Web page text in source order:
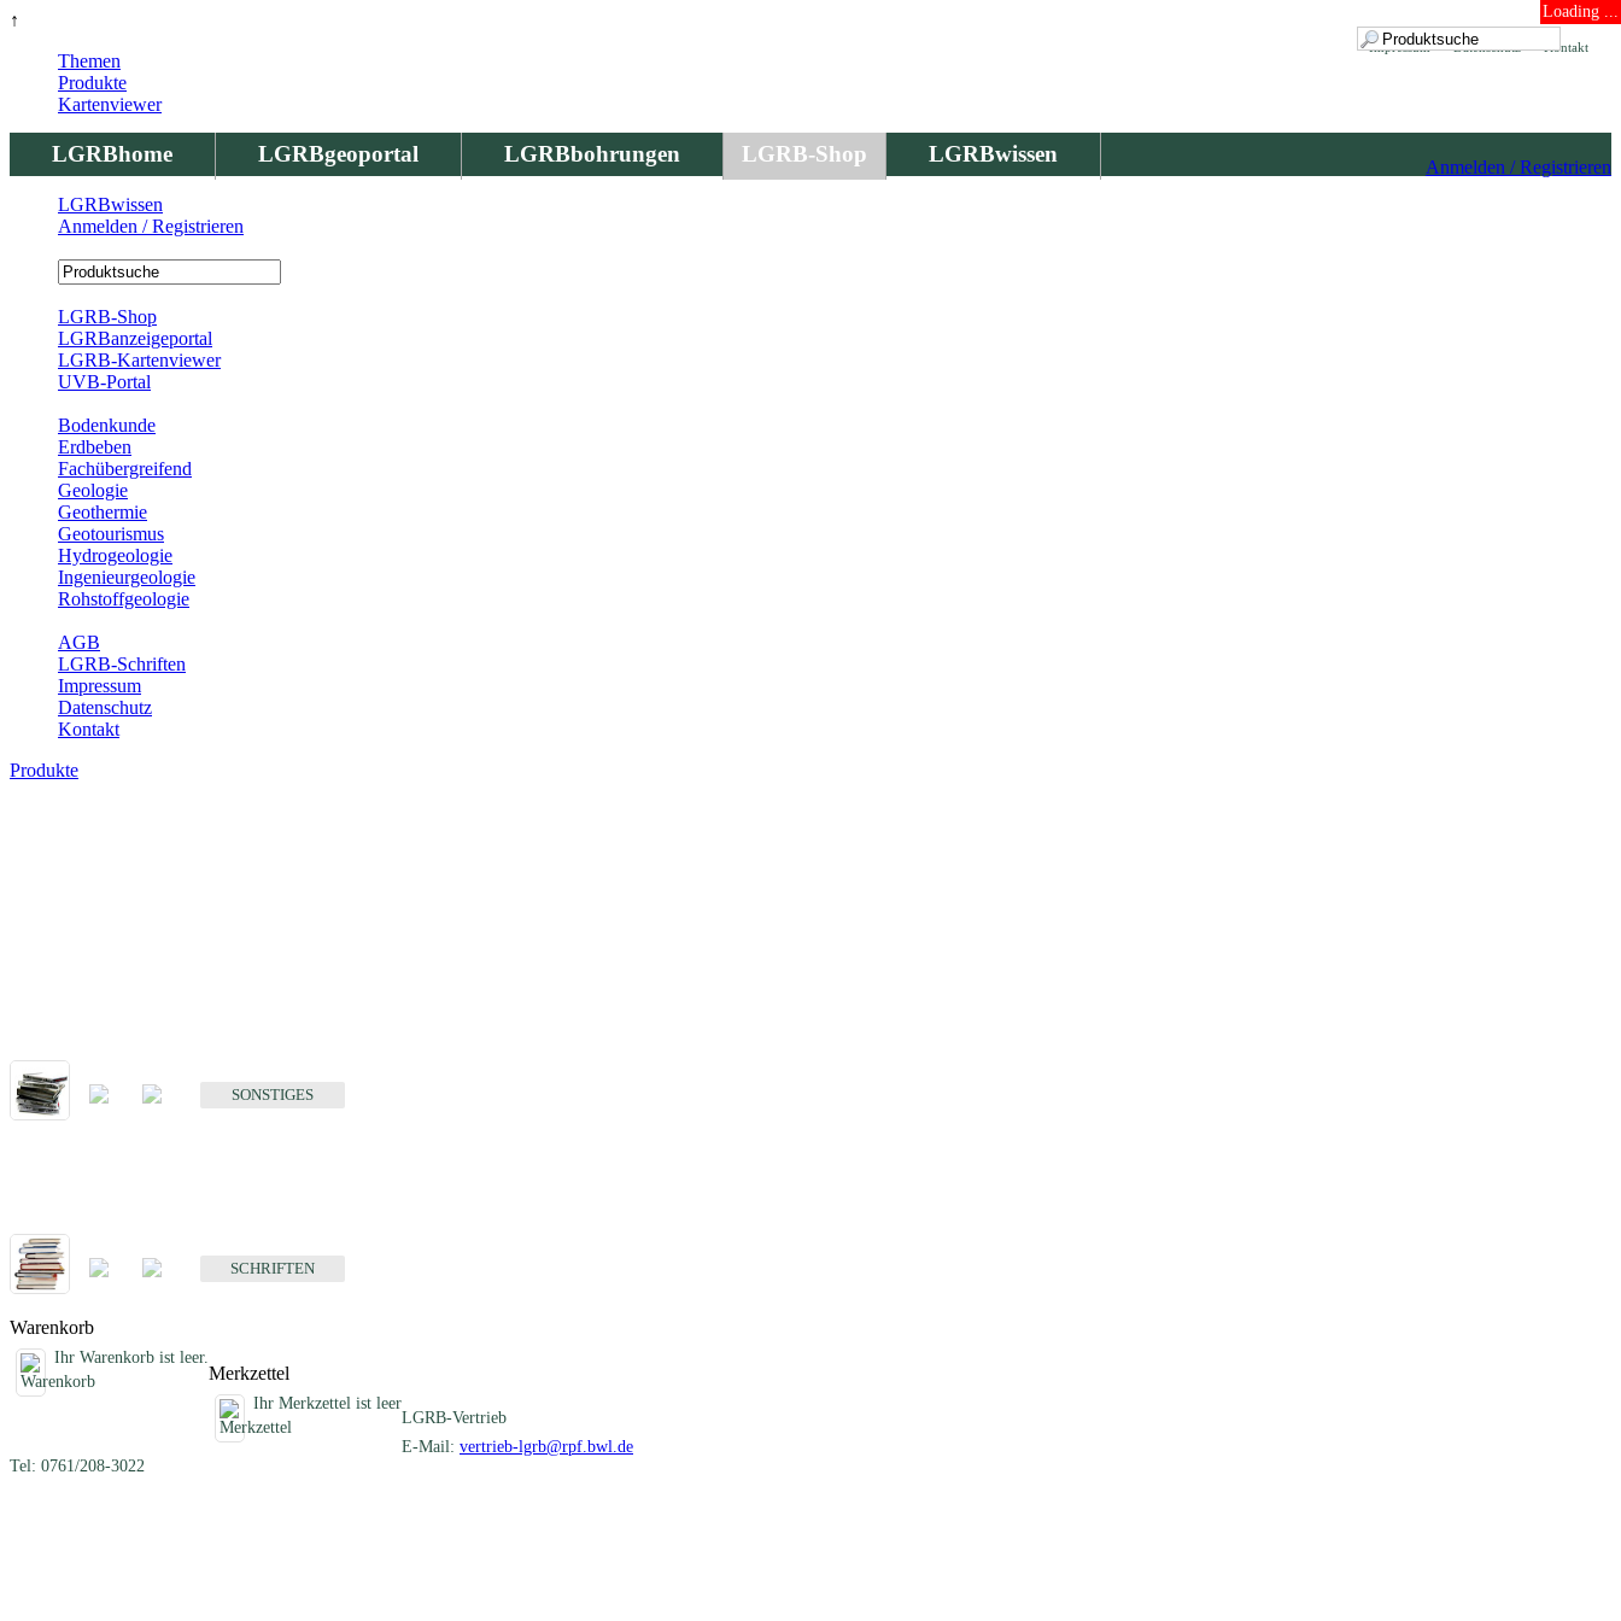
↑ Loading ...
Kontakt
Datenschutz
Impressum
LGRBhome LGRBgeoportal LGRBbohrungen LGRB-Shop LGRBwissen
Anmelden / Registrieren
Themen
Produkte
Kartenviewer
LGRBwissen
Anmelden / Registrieren
LGRB-Shop
LGRBanzeigeportal
LGRB-Kartenviewer
UVB-Portal
Bodenkunde
Erdbeben
Fachübergreifend
Geologie
Geothermie
Geotourismus
Hydrogeologie
Ingenieurgeologie
Rohstoffgeologie
AGB
LGRB-Schriften
Impressum
Datenschutz
Kontakt
Produkte
SONSTIGES
SCHRIFTEN
Warenkorb
Ihr Warenkorb ist leer.
Merkzettel
Ihr Merkzettel ist leer
LGRB-Vertrieb
E-Mail: vertrieb-lgrb@rpf.bwl.de
Tel: 0761/208-3022